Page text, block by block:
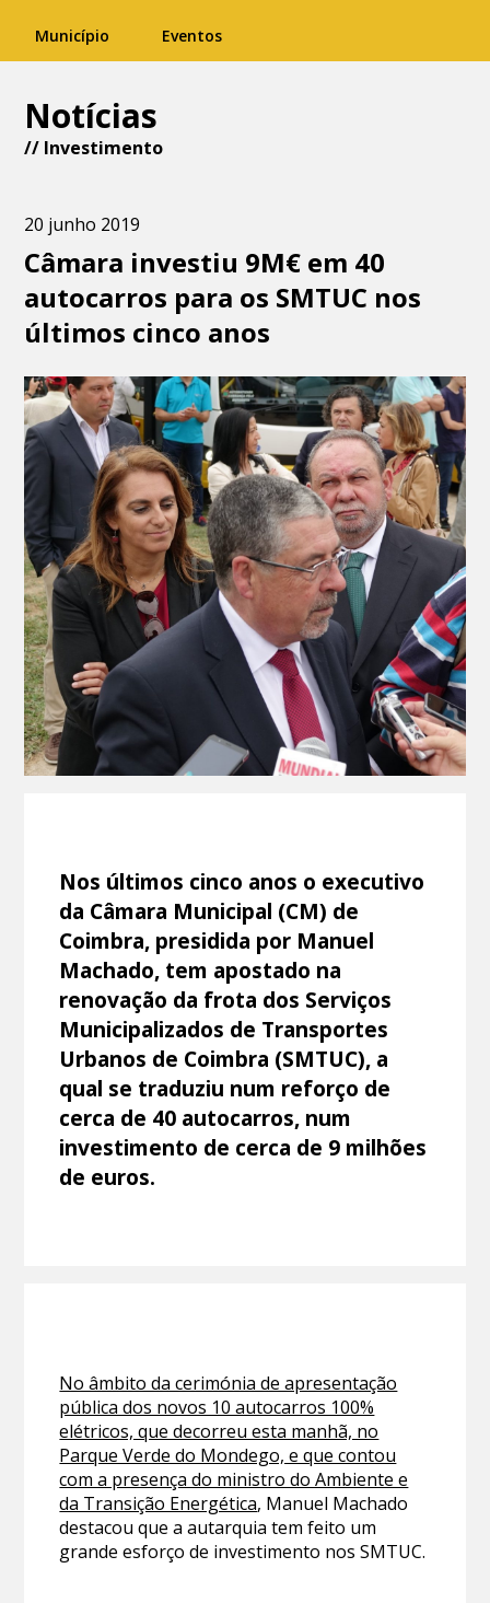
Município Eventos
Notícias
// Investimento
20 junho 2019
Câmara investiu 9M€ em 40
autocarros para os SMTUC nos
últimos cinco anos
Nos últimos cinco anos o executivo
da Câmara Municipal (CM) de
Coimbra, presidida por Manuel
Machado, tem apostado na
renovação da frota dos Serviços
Municipalizados de Transportes
Urbanos de Coimbra (SMTUC), a
qual se traduziu num reforço de
cerca de 40 autocarros, num
investimento de cerca de 9 milhões
de euros.
No âmbito da cerimónia de apresentação
pública dos novos 10 autocarros 100%
elétricos, que decorreu esta manhã, no
Parque Verde do Mondego, e que contou
com a presença do ministro do Ambiente e
da Transição Energética, Manuel Machado
destacou que a autarquia tem feito um
grande esforço de investimento nos SMTUC.